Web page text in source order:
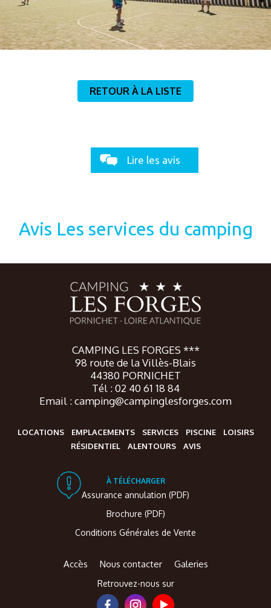
RETOUR À LA LISTE
Lire les avis
Avis Les services du camping
CAMPING LES FORGES ***
98 route de la Villès-Blais
44380 PORNICHET
Tél : 02 40 61 18 84
Email : camping@campinglesforges.com
LOCATIONS EMPLACEMENTS SERVICES PISCINE
LOISIRS
RÉSIDENTIEL
ALENTOURS AVIS
À TÉLÉCHARGER
Assurance annulation (PDF)
Brochure (PDF)
Conditions Générales de Vente
Accès Nous contacter Galeries
Retrouvez-nous sur